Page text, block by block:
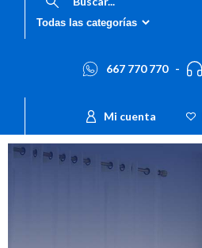
667 770 770-
Mi cuenta